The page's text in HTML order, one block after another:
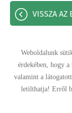
VISSZA AZ
Oldal
Weboldalunk
érdekében, hogy
valamint a
letilthatja! Erről